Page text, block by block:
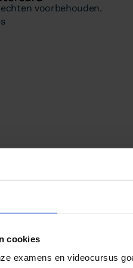
cookies
examens en videocursus
voorbehouden.